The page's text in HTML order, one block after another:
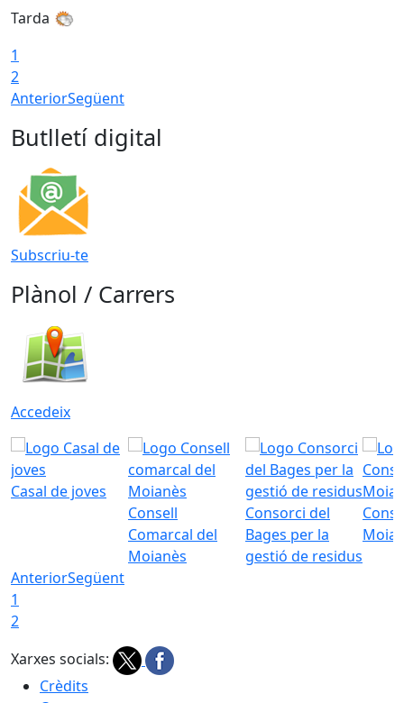
Tarda
1
2
AnteriorSegüent
Butlletí digital
Subscriu-te
Plànol / Carrers
Accedeix
Casal de joves
Consell
Comarcal del
Moianès
Consorci del
Bages per la
gestió de residus
AnteriorSegüent
1
2
Xarxes socials:
Crèdits